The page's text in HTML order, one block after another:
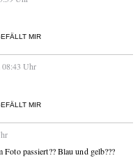
MIR
Uhr
MIR
passiert?? Blau und gelb???